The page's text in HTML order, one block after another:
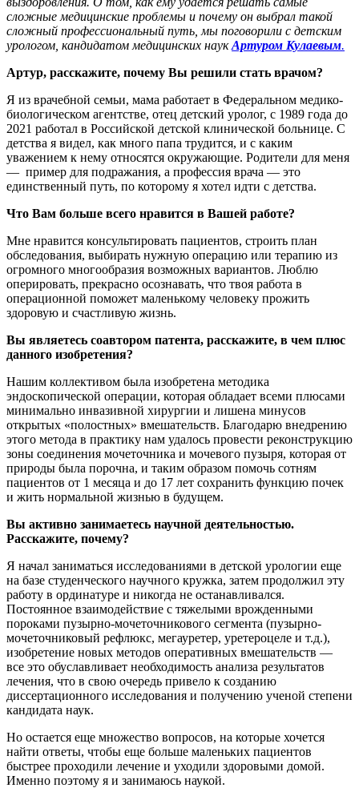
сложные медицинские проблемы и почему он выбрал такой
сложный профессиональный путь, мы поговорили с детским
урологом, кандидатом медицинских наукАртуром Кулаевым.
Артур, расскажите, почему Вы решили стать врачом?
Я из врачебной семьи, мама работает в Федеральном медико-
биологическом агентстве, отец детский уролог, с 1989 года до
2021 работал в Российской детской клинической больнице. С
детства я видел, как много папа трудится, и с каким
уважением к нему относятся окружающие. Родители для меня
— пример для подражания, а профессия врача — это
единственный путь, по которому я хотел идти с детства.
Что Вам больше всего нравится в Вашей работе?
Мне нравится консультировать пациентов, строить план
обследования, выбирать нужную операцию или терапию из
огромного многообразия возможных вариантов. Люблю
оперировать, прекрасно осознавать, что твоя работа в
операционной поможет маленькому человеку прожить
здоровую и счастливую жизнь.
Вы являетесь соавтором патента, расскажите, в чем плюс
данного изобретения?
Нашим коллективом была изобретена методика
эндоскопической операции, которая обладает всеми плюсами
минимально инвазивной хирургии и лишена минусов
открытых «полостных» вмешательств. Благодарю внедрению
этого метода в практику нам удалось провести реконструкцию
зоны соединения мочеточника и мочевого пузыря, которая от
природы была порочна, и таким образом помочь сотням
пациентов от 1 месяца и до 17 лет сохранить функцию почек
и жить нормальной жизнью в будущем.
Вы активно занимаетесь научной деятельностью.
Расскажите, почему?
Я начал заниматься исследованиями в детской урологии еще
на базе студенческого научного кружка, затем продолжил эту
работу в ординатуре и никогда не останавливался.
Постоянное взаимодействие с тяжелыми врожденными
пороками пузырно-мочеточникового сегмента (пузырно-
мочеточниковый рефлюкс, мегауретер, уретероцеле и т.д.),
изобретение новых методов оперативных вмешательств —
все это обуславливает необходимость анализа результатов
лечения, что в свою очередь привело к созданию
диссертационного исследования и получению ученой степени
кандидата наук.
Но остается еще множество вопросов, на которые хочется
найти ответы, чтобы еще больше маленьких пациентов
быстрее проходили лечение и уходили здоровыми домой.
Именно поэтому я и занимаюсь наукой.